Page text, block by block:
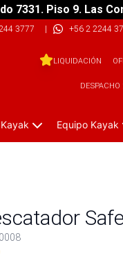
7331. Piso 9. Las
3777 | +56 2 2244
LIQUIDACIÓN
DESPACHO
Equipo Kayak